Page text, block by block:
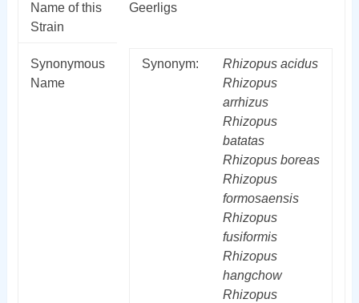
Name of this
Strain
Geerligs
Synonymous
Name
Synonym: Rhizopus acidus
Rhizopus
arrhizus
Rhizopus
batatas
Rhizopus boreas
Rhizopus
formosaensis
Rhizopus
fusiformis
Rhizopus
hangchow
Rhizopus